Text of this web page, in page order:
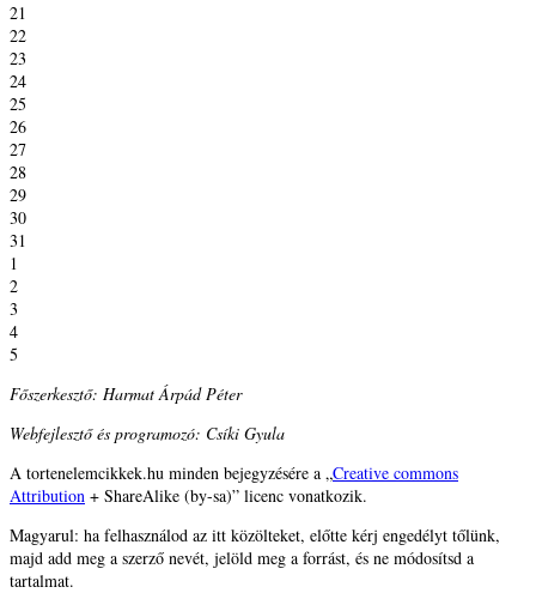
21
22
23
24
25
26
27
28
29
30
31
1
2
3
4
5
Főszerkesztő: Harmat Árpád Péter
Webfejlesztő és programozó: Csíki Gyula
A tortenelemcikkek.hu minden bejegyzésére a „Creative commons
Attribution + ShareAlike (by-sa)” licenc vonatkozik.
Magyarul: ha felhasználod az itt közölteket, előtte kérj engedélyt tőlünk,
majd add meg a szerző nevét, jelöld meg a forrást, és ne módosítsd a
tartalmat.